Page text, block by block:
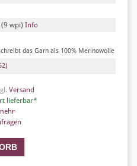
wpi) Info
das Garn als 100% Merinowolle
Versand
lieferbar*